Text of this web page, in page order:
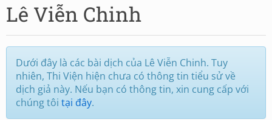
Lê Viễn Chinh
Dưới đây là các bài dịch của Lê Viễn Chinh. Tuy
nhiên, Thi Viện hiện chưa có thông tin tiểu sử về
dịch giả này. Nếu bạn có thông tin, xin cung cấp với
chúng tôi tại đây.